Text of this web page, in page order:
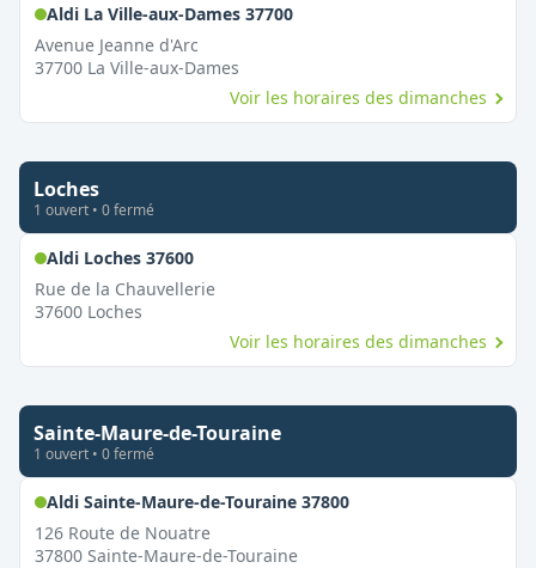
Aldi La Ville-aux-Dames 37700,
Avenue Jeanne d'Arc
37700 La Ville-aux-Dames
Voir les horaires des dimanches
Loches
1 ouvert • 0fermé
Aldi Loches 37600,
Rue de la Chauvellerie
37600 Loches
Voir les horaires des dimanches
Sainte-Maure-de-Touraine
1 ouvert • 0fermé
Aldi Sainte-Maure-de-Touraine 37800,
126 Route de Nouatre
37800 Sainte-Maure-de-Touraine